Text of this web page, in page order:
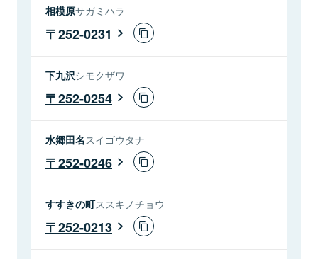
相模原サガミハラ
252-0231
下九沢シモクザワ
252-0254
水郷田名スイゴウタナ
252-0246
すすきの町ススキノチョウ
252-0213